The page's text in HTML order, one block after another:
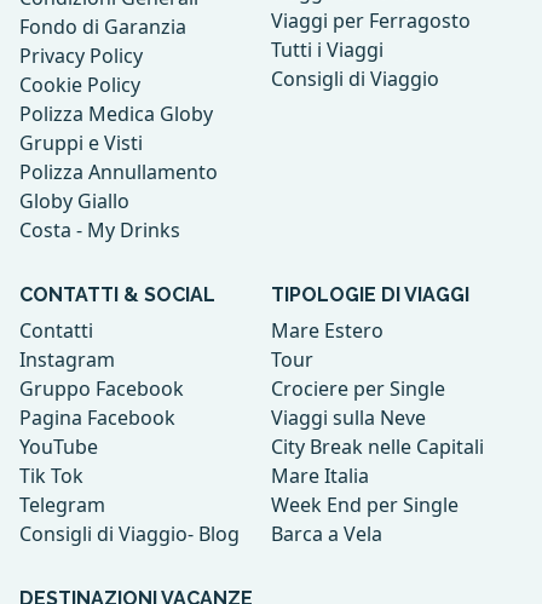
Fondo di Garanzia
Privacy Policy
Cookie Policy
Polizza Medica Globy
Gruppi e Visti
Polizza Annullamento
Globy Giallo
Costa - My Drinks
Viaggi per Ferragosto
Tutti i Viaggi
Consigli di Viaggio
CONTATTI & SOCIAL
Contatti
Instagram
Gruppo Facebook
Pagina Facebook
YouTube
Tik Tok
Telegram
Consigli di Viaggio- Blog
TIPOLOGIE DI VIAGGI
Mare Estero
Tour
Crociere per Single
Viaggi sulla Neve
City Break nelle Capitali
Mare Italia
Week End per Single
Barca a Vela
DESTINAZIONI VACANZE